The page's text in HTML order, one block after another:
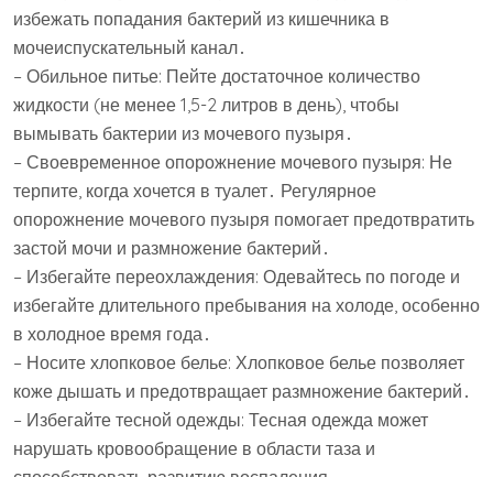
избежать попадания бактерий из кишечника в
мочеиспускательный канал․
– Обильное питье: Пейте достаточное количество
жидкости (не менее 1,5-2 литров в день), чтобы
вымывать бактерии из мочевого пузыря․
– Своевременное опорожнение мочевого пузыря: Не
терпите, когда хочется в туалет․ Регулярное
опорожнение мочевого пузыря помогает предотвратить
застой мочи и размножение бактерий․
– Избегайте переохлаждения: Одевайтесь по погоде и
избегайте длительного пребывания на холоде, особенно
в холодное время года․
– Носите хлопковое белье: Хлопковое белье позволяет
коже дышать и предотвращает размножение бактерий․
– Избегайте тесной одежды: Тесная одежда может
нарушать кровообращение в области таза и